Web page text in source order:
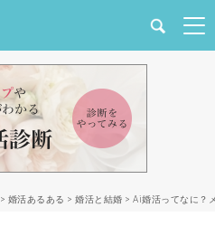
> 婚活あるある > 婚活と結婚 > Ai婚活ってなに？